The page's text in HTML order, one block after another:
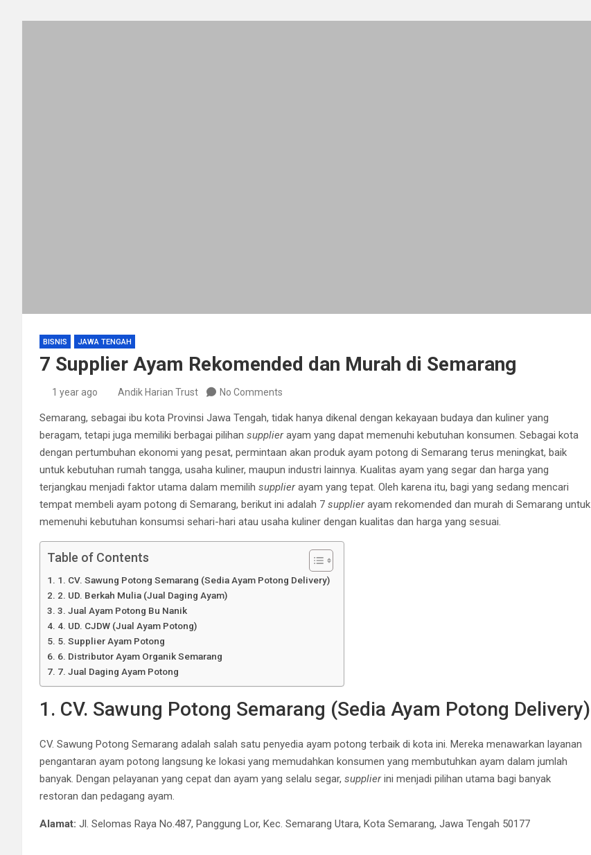
BISNIS JAWA TENGAH
7 Supplier Ayam Rekomended dan Murah di Semarang
1 year ago Andik Harian Trust No Comments
Semarang, sebagai ibu kota Provinsi Jawa Tengah, tidak hanya dikenal dengan kekayaan budaya dan kuliner yang
beragam, tetapi juga memiliki berbagai pilihan supplierayam yang dapat memenuhi kebutuhan konsumen. Sebagai kota
dengan pertumbuhan ekonomi yang pesat, permintaan akan produk ayam potong di Semarang terus meningkat, baik
untuk kebutuhan rumah tangga, usaha kuliner, maupun industri lainnya. Kualitas ayam yang segar dan harga yang
terjangkau menjadi faktor utama dalam memilih supplierayam yang tepat. Oleh karena itu, bagi yang sedang mencari
tempat membeli ayam potong di Semarang, berikut ini adalah 7 supplierayam rekomended dan murah di Semarang untuk
memenuhi kebutuhan konsumsi sehari-hari atau usaha kuliner dengan kualitas dan harga yang sesuai.
Table of Contents
1. CV. Sawung Potong Semarang (Sedia Ayam Potong Delivery)
2. UD. Berkah Mulia (Jual Daging Ayam)
3. Jual Ayam Potong Bu Nanik
4. UD. CJDW (Jual Ayam Potong)
5. Supplier Ayam Potong
6. Distributor Ayam Organik Semarang
7. Jual Daging Ayam Potong
1. CV. Sawung Potong Semarang (Sedia Ayam Potong Delivery)
CV. Sawung Potong Semarang adalah salah satu penyedia ayam potong terbaik di kota ini. Mereka menawarkan layanan
pengantaran ayam potong langsung ke lokasi yang memudahkan konsumen yang membutuhkan ayam dalam jumlah
banyak. Dengan pelayanan yang cepat dan ayam yang selalu segar, supplierini menjadi pilihan utama bagi banyak
restoran dan pedagang ayam.
Alamat: Jl. Selomas Raya No.487, Panggung Lor, Kec. Semarang Utara, Kota Semarang, Jawa Tengah 50177